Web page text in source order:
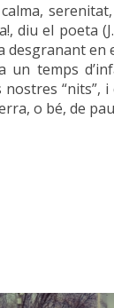
diu el poeta
desgranant en
un temps
“nits”,
o bé, de